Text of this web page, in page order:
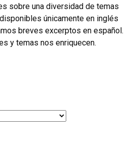
sobre una diversidad de temas
únicamente en inglés
breves excerptos en español.
y temas nos enriquecen.